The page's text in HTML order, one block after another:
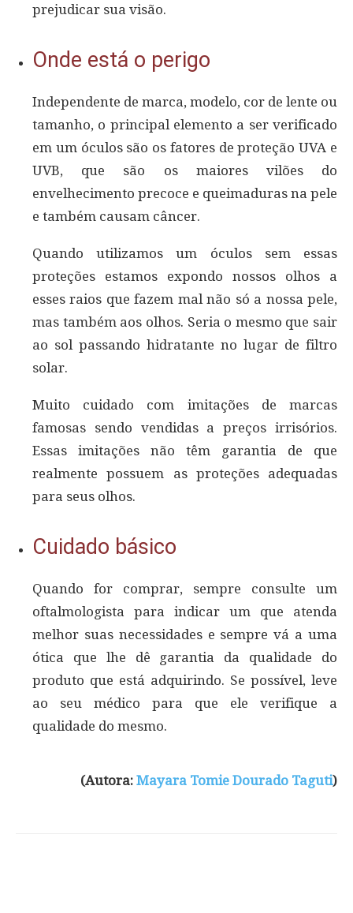
prejudicar sua visão.
Onde está o perigo
Independente de marca, modelo, cor de lente ou
tamanho, o principal elemento a ser verificado
em um óculos são os fatores de proteção UVA e
UVB, que são os maiores vilões do
envelhecimento precoce e queimaduras na pele
e também causam câncer.
Quando utilizamos um óculos sem essas
proteções estamos expondo nossos olhos a
esses raios que fazem mal não só a nossa pele,
mas também aos olhos. Seria o mesmo que sair
ao sol passando hidratante no lugar de filtro
solar.
Muito cuidado com imitações de marcas
famosas sendo vendidas a preços irrisórios.
Essas imitações não têm garantia de que
realmente possuem as proteções adequadas
para seus olhos.
Cuidado básico
Quando for comprar, sempre consulte um
oftalmologista para indicar um que atenda
melhor suas necessidades e sempre vá a uma
ótica que lhe dê garantia da qualidade do
produto que está adquirindo. Se possível, leve
ao seu médico para que ele verifique a
qualidade do mesmo.
(Autora: Mayara Tomie Dourado Taguti)